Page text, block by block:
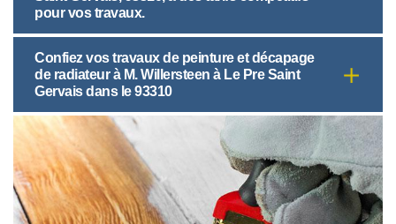
pour vos travaux.
Confiez vos travaux de peinture et décapage
de radiateur à M. Willersteen à Le Pre Saint
Gervais dans le 93310